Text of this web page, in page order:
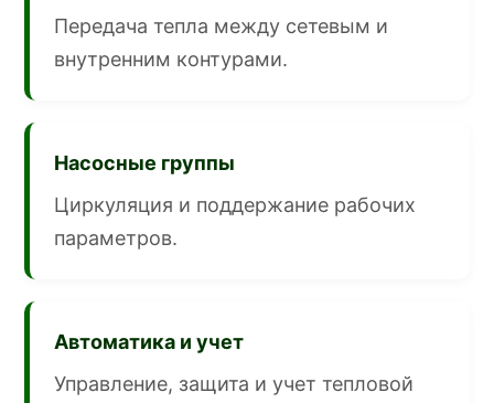
Передача тепла между сетевым и
внутренним контурами.
Насосные группы
Циркуляция и поддержание рабочих
параметров.
Автоматика и учет
Управление, защита и учет тепловой